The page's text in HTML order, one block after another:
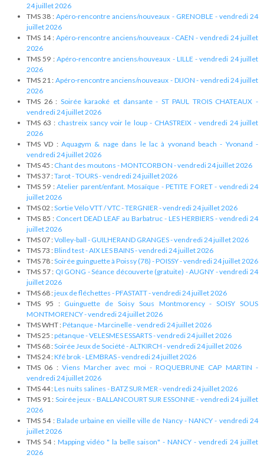
24 juillet 2026
TMS 38 :Apéro-rencontre anciens/nouveaux - GRENOBLE - vendredi 24
juillet 2026
TMS 14 : Apéro-rencontre anciens/nouveaux - CAEN - vendredi 24 juillet
2026
TMS 59 : Apéro-rencontre anciens/nouveaux - LILLE - vendredi 24 juillet
2026
TMS 21 : Apéro-rencontre anciens/nouveaux - DIJON - vendredi 24 juillet
2026
TMS 26 : Soirée karaoké et dansante - ST PAUL TROIS CHATEAUX -
vendredi 24 juillet 2026
TMS 63 : chastreix sancy voir le loup - CHASTREIX - vendredi 24 juillet
2026
TMS VD :Aquagym & nage dans le lac à yvonand beach - Yvonand -
vendredi 24 juillet 2026
TMS 45 : Chant des moutons - MONTCORBON - vendredi 24 juillet 2026
TMS 37 :Tarot - TOURS - vendredi 24 juillet 2026
TMS 59 :Atelier parent/enfant. Mosaïque - PETITE FORET - vendredi 24
juillet 2026
TMS 02 :Sortie Vélo VTT / VTC - TERGNIER - vendredi 24 juillet 2026
TMS 85 : Concert DEAD LEAF au Barbatruc - LES HERBIERS - vendredi 24
juillet 2026
TMS 07 :Volley-ball - GUILHERAND GRANGES - vendredi 24 juillet 2026
TMS 73 :Blind test - AIX LES BAINS - vendredi 24 juillet 2026
TMS 78 :Soirée guinguette à Poissy (78) - POISSY - vendredi 24 juillet 2026
TMS 57 : QI GONG - Séance découverte (gratuite) - AUGNY - vendredi 24
juillet 2026
TMS 68 :jeux de fléchettes - PFASTATT - vendredi 24 juillet 2026
TMS 95 : Guinguette de Soisy Sous Montmorency - SOISY SOUS
MONTMORENCY - vendredi 24 juillet 2026
TMS WHT :Pétanque - Marcinelle - vendredi 24 juillet 2026
TMS 25 :pétanque - VELESMES ESSARTS - vendredi 24 juillet 2026
TMS 68 :Soirée Jeux de Société - ALTKIRCH - vendredi 24 juillet 2026
TMS 24 :Kfé brok - LEMBRAS - vendredi 24 juillet 2026
TMS 06 : Viens Marcher avec moi - ROQUEBRUNE CAP MARTIN -
vendredi 24 juillet 2026
TMS 44 :Les nuits salines - BATZ SUR MER - vendredi 24 juillet 2026
TMS 91 : Soirée jeux - BALLANCOURT SUR ESSONNE - vendredi 24 juillet
2026
TMS 54 : Balade urbaine en vieille ville de Nancy - NANCY - vendredi 24
juillet 2026
TMS 54 : Mapping vidéo " la belle saison" - NANCY - vendredi 24 juillet
2026